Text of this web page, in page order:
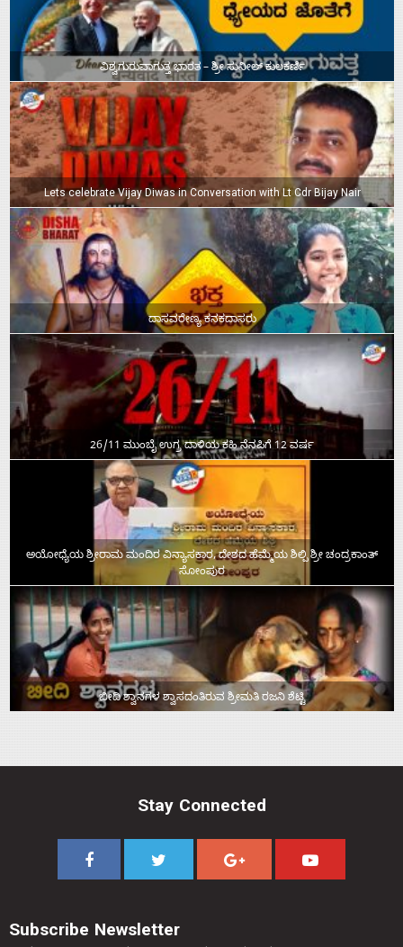
ವಿಶ್ವಗುರುವಾಗುತ್ತ ಭಾರತ – ಶ್ರೀ ಸುನೀಲ್‌ ಕುಲಕರ್ಣಿ
Lets celebrate Vijay Diwas in Conversation with Lt Cdr Bijay Nair
ದಾಸವರೇಣ್ಯ ಕನಕದಾಸರು
26/11 ಮುಂಬೈ ಉಗ್ರ ದಾಳಿಯ ಕಹಿ ನೆನಪಿಗೆ 12 ವರ್ಷ
ಅಯೋಧ್ಯೆಯ ಶ್ರೀರಾಮ ಮಂದಿರ ವಿನ್ಯಾಸಕಾರ, ದೇಶದ ಹೆಮ್ಮೆಯ ಶಿಲ್ಪಿ ಶ್ರೀ ಚಂದ್ರಕಾಂತ್‌
ಸೋಂಪುರ
ಬೀದಿ ಶ್ವಾನಗಳ ಶ್ವಾಸದಂತಿರುವ ಶ್ರೀಮತಿ ರಜನಿ ಶೆಟ್ಟಿ
Stay Connected
Subscribe Newsletter